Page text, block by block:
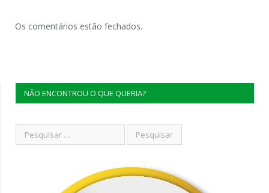
Os comentários estão fechados.
NÃO ENCONTROU O QUE QUERIA?